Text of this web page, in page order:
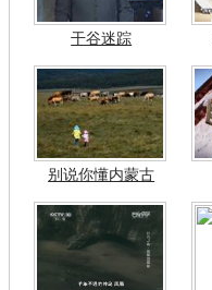
干谷迷踪
别说你懂内蒙古